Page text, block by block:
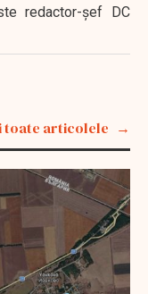
redactor-şef DC
toate articolele